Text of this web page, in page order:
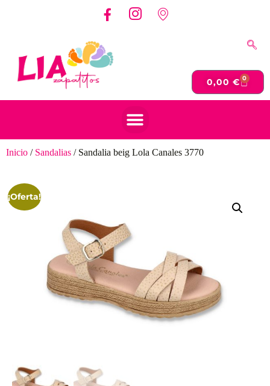
0,00€ 0
Inicio / Sandalias / Sandalia beig Lola Canales 3770
¡Oferta!